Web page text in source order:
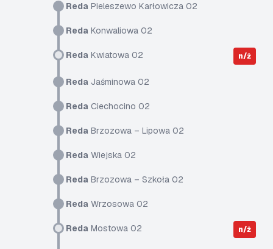
Reda Pieleszewo Karłowicza 02
Reda Konwaliowa 02
Reda Kwiatowa 02 n/ż
Reda Jaśminowa 02
Reda Ciechocino 02
Reda Brzozowa – Lipowa 02
Reda Wiejska 02
Reda Brzozowa – Szkoła 02
Reda Wrzosowa 02
Reda Mostowa 02 n/ż